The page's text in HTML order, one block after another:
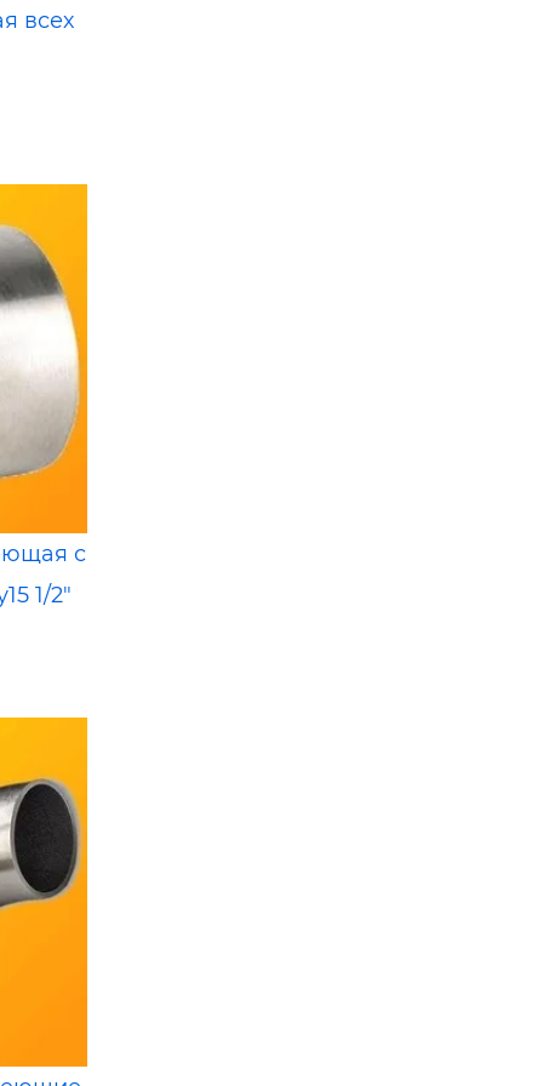
всех
с
1/2"